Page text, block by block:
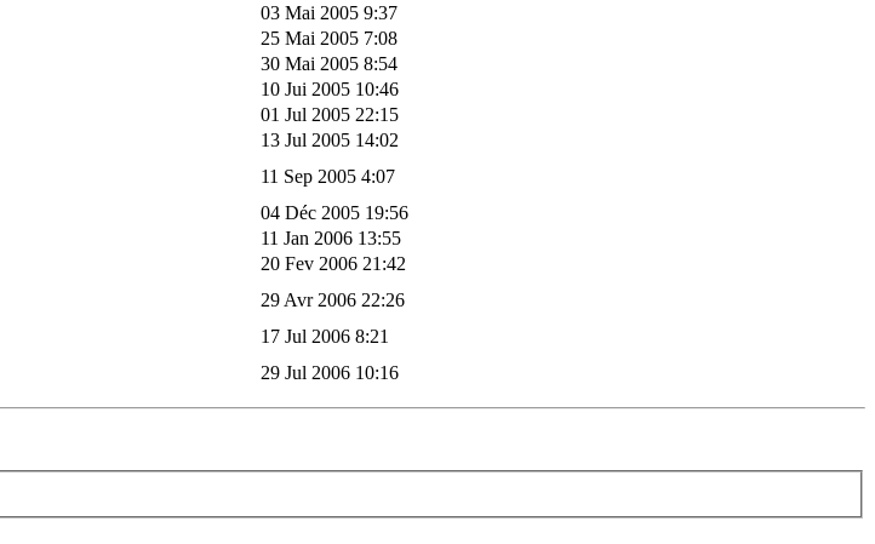
03 Mai 2005 9:37
25 Mai 2005 7:08
30 Mai 2005 8:54
10 Jui 2005 10:46
01 Jul 2005 22:15
13 Jul 2005 14:02
11 Sep 2005 4:07
04 Déc 2005 19:56
11 Jan 2006 13:55
20 Fev 2006 21:42
29 Avr 2006 22:26
17 Jul 2006 8:21
29 Jul 2006 10:16